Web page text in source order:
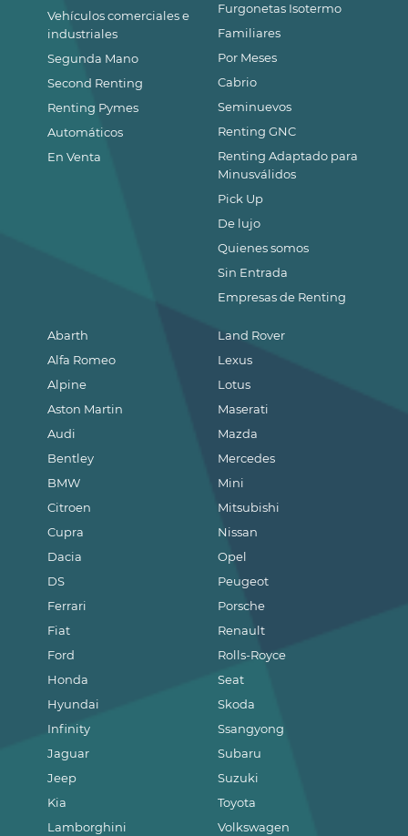
Vehículos comerciales e
industriales
Segunda Mano
Second Renting
Renting Pymes
Automáticos
En Venta
Abarth
Alfa Romeo
Alpine
Aston Martin
Audi
Bentley
BMW
Citroen
Cupra
Dacia
DS
Ferrari
Fiat
Ford
Honda
Hyundai
Infinity
Jaguar
Jeep
Kia
Lamborghini
Land Rover
Lexus
Lotus
Maserati
Mazda
Mercedes
Mini
Mitsubishi
Nissan
Opel
Peugeot
Porsche
Renault
Rolls-Royce
Seat
Skoda
Ssangyong
Subaru
Suzuki
Toyota
Volkswagen
Furgonetas Isotermo
Familiares
Por Meses
Cabrio
Seminuevos
Renting GNC
Renting Adaptado para
Minusválidos
Pick Up
De lujo
Quienes somos
Sin Entrada
Empresas de Renting